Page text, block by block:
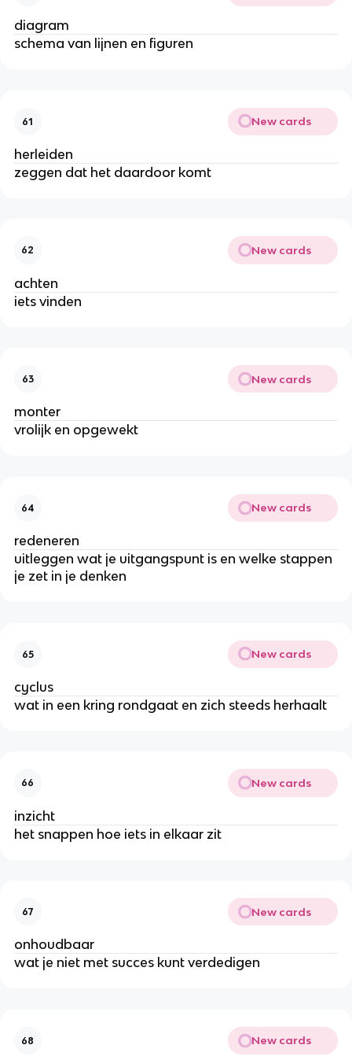
diagram
schema van lijnen en figuren
61 New cards
herleiden
zeggen dat het daardoor komt
62 New cards
achten
iets vinden
63 New cards
monter
vrolijk en opgewekt
64 New cards
redeneren
uitleggen wat je uitgangspunt is en welke stappen
je zet in je denken
65 New cards
cyclus
wat in een kring rondgaat en zich steeds herhaalt
66 New cards
inzicht
het snappen hoe iets in elkaar zit
67 New cards
onhoudbaar
wat je niet met succes kunt verdedigen
68 New cards